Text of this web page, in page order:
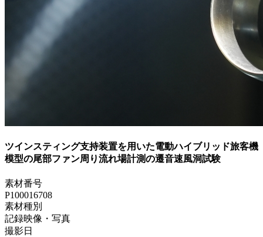
ツインスティング支持装置を用いた電動ハイブリッド旅客機
模型の尾部ファン周り流れ場計測の遷音速風洞試験
素材番号
P100016708
素材種別
記録映像・写真
撮影日